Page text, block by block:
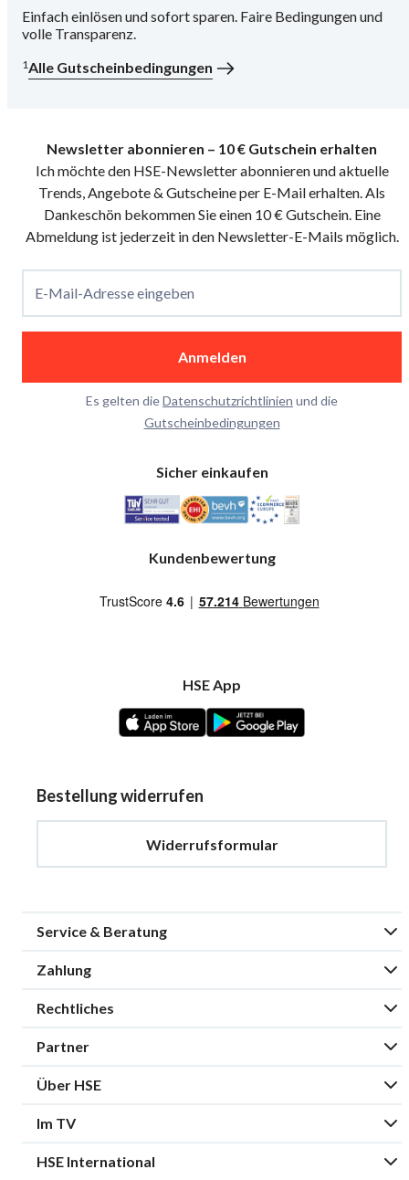
Einfach einlösen und sofort sparen. Faire Bedingungen und
volle Transparenz.
1Alle Gutscheinbedingungen
Newsletter abonnieren – 10 € Gutschein erhalten
Ich möchte den HSE-Newsletter abonnieren und aktuelle
Trends, Angebote & Gutscheine per E-Mail erhalten. Als
Dankeschön bekommen Sie einen 10 € Gutschein. Eine
Abmeldung ist jederzeit in den Newsletter-E-Mails möglich.
E-Mail-Adresse eingeben
Anmelden
Es gelten dieDatenschutzrichtlinien und die
Gutscheinbedingungen
Sicher einkaufen
Kundenbewertung
HSE App
Bestellung widerrufen
Widerrufsformular
Service & Beratung
Zahlung
Rechtliches
Partner
Über HSE
Im TV
HSE International